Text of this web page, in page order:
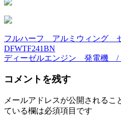
投
稿
ナ
ゲ
フルハーフ アルミウィング
DFWTF241BN
ディーゼルエンジン 発電機 /
コメントを残す
メールアドレスが公開されるこ
ている欄は必須項目です